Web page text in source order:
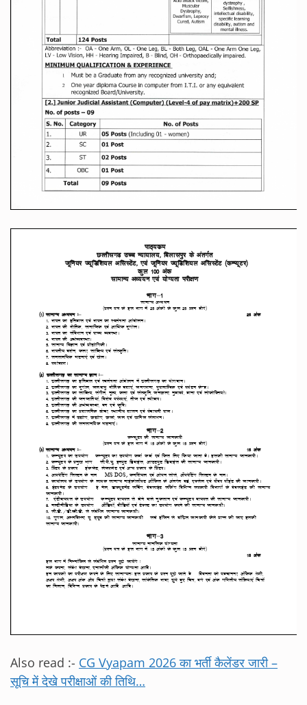
Also read :- CG Vyapam 2026 का भर्ती कैलेंडर जारी –
सूचि में देखे परीक्षाओं की तिथि…